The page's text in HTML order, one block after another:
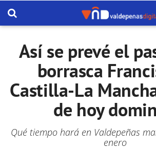
Así se prevé el
borrasca
Castilla-La
de hoy
Qué tiempo hará en Valdepeñas
enero